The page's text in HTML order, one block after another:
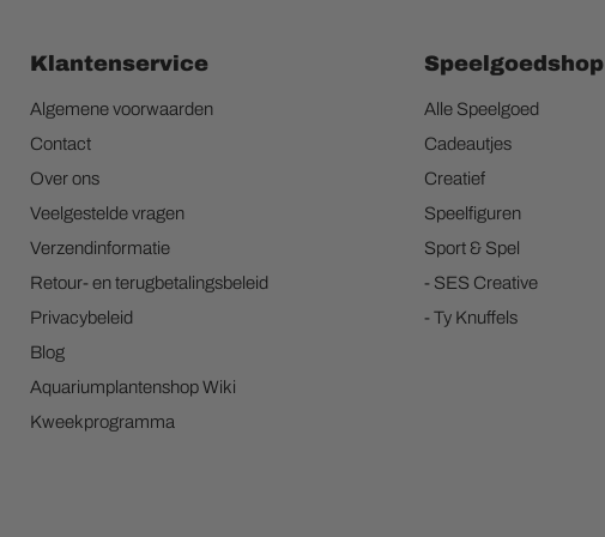
Klantenservice
Algemene voorwaarden
Contact
Over ons
Veelgestelde vragen
Verzendinformatie
Retour- en terugbetalingsbeleid
Privacybeleid
Blog
Aquariumplantenshop Wiki
Kweekprogramma
Speelgoedshop
Alle Speelgoed
Cadeautjes
Creatief
Speelfiguren
Sport & Spel
- SES Creative
- Ty Knuffels